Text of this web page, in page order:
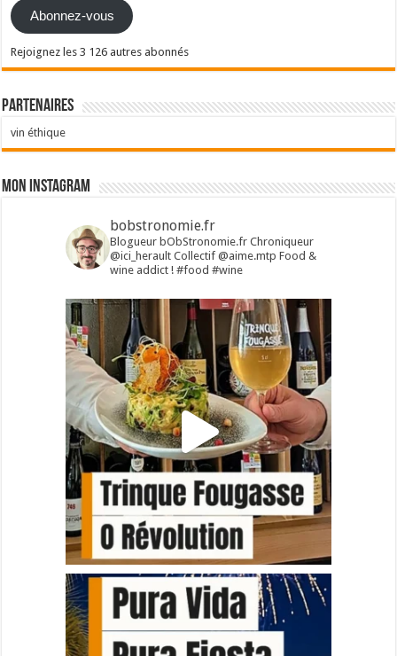
Abonnez-vous
Rejoignez les 3 126 autres abonnés
Partenaires
vin éthique
Mon Instagram
bobstronomie.fr
Blogueur bObStronomie.fr Chroniqueur
@ici_heraultCollectif @aime.mtp Food &
wine addict !#food #wine